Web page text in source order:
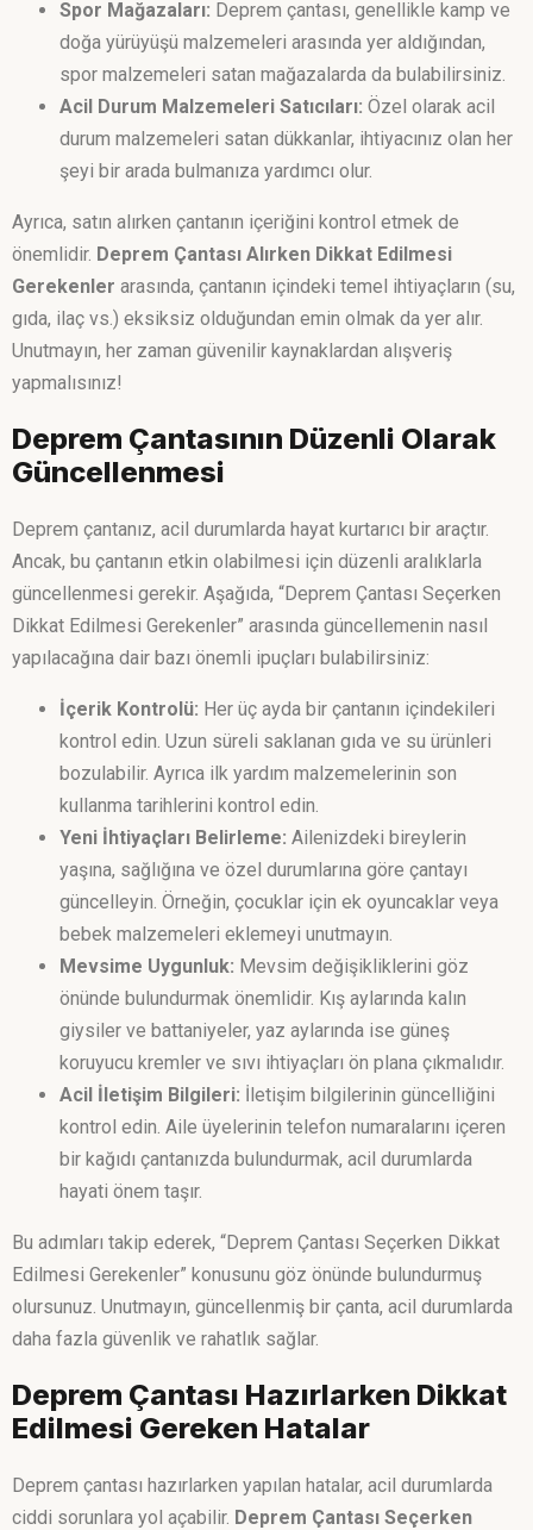
Spor Mağazaları: Deprem çantası, genellikle kamp ve
doğa yürüyüşü malzemeleri arasında yer aldığından,
spor malzemeleri satan mağazalarda da bulabilirsiniz.
Acil Durum Malzemeleri Satıcıları: Özel olarak acil
durum malzemeleri satan dükkanlar, ihtiyacınız olan her
şeyi bir arada bulmanıza yardımcı olur.
Ayrıca, satın alırken çantanın içeriğini kontrol etmek de
önemlidir. Deprem Çantası Alırken Dikkat Edilmesi
Gerekenler arasında, çantanın içindeki temel ihtiyaçların (su,
gıda, ilaç vs.) eksiksiz olduğundan emin olmak da yer alır.
Unutmayın, her zaman güvenilir kaynaklardan alışveriş
yapmalısınız!
Deprem Çantasının Düzenli Olarak
Güncellenmesi
Deprem çantanız, acil durumlarda hayat kurtarıcı bir araçtır.
Ancak, bu çantanın etkin olabilmesi için düzenli aralıklarla
güncellenmesi gerekir. Aşağıda, “Deprem Çantası Seçerken
Dikkat Edilmesi Gerekenler” arasında güncellemenin nasıl
yapılacağına dair bazı önemli ipuçları bulabilirsiniz:
İçerik Kontrolü: Her üç ayda bir çantanın içindekileri
kontrol edin. Uzun süreli saklanan gıda ve su ürünleri
bozulabilir. Ayrıca ilk yardım malzemelerinin son
kullanma tarihlerini kontrol edin.
Yeni İhtiyaçları Belirleme: Ailenizdeki bireylerin
yaşına, sağlığına ve özel durumlarına göre çantayı
güncelleyin. Örneğin, çocuklar için ek oyuncaklar veya
bebek malzemeleri eklemeyi unutmayın.
Mevsime Uygunluk: Mevsim değişikliklerini göz
önünde bulundurmak önemlidir. Kış aylarında kalın
giysiler ve battaniyeler, yaz aylarında ise güneş
koruyucu kremler ve sıvı ihtiyaçları ön plana çıkmalıdır.
Acil İletişim Bilgileri: İletişim bilgilerinin güncelliğini
kontrol edin. Aile üyelerinin telefon numaralarını içeren
bir kağıdı çantanızda bulundurmak, acil durumlarda
hayati önem taşır.
Bu adımları takip ederek, “Deprem Çantası Seçerken Dikkat
Edilmesi Gerekenler” konusunu göz önünde bulundurmuş
olursunuz. Unutmayın, güncellenmiş bir çanta, acil durumlarda
daha fazla güvenlik ve rahatlık sağlar.
Deprem Çantası Hazırlarken Dikkat
Edilmesi Gereken Hatalar
Deprem çantası hazırlarken yapılan hatalar, acil durumlarda
ciddi sorunlara yol açabilir. Deprem Çantası Seçerken